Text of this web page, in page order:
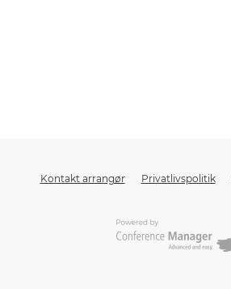
Kontakt arrangør Privatlivspolitik